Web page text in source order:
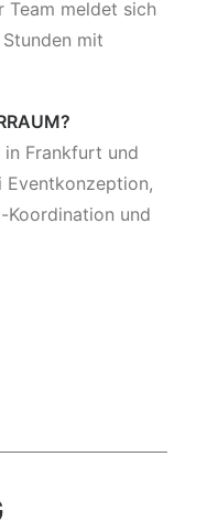
Team meldet sich
mit
Frankfurt und
Eventkonzeption,
Koordination und